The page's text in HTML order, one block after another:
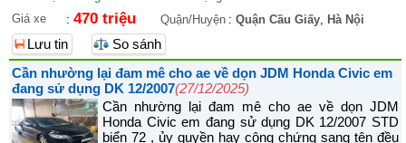
Giá xe
: 470 triệu Quận/Huyện : Quận Cầu Giấy, Hà Nội
Lưu tin
So sánh
Cần nhường lại đam mê cho ae về dọn JDM Honda Civic em
đang sử dụng DK 12/2007(27/12/2025)
Cần nhường lại đam mê cho ae về dọn JDM
Honda Civic em đang sử dụng DK 12/2007 STD
biển 72 , ủy quyền hay công chứng sang tên đều